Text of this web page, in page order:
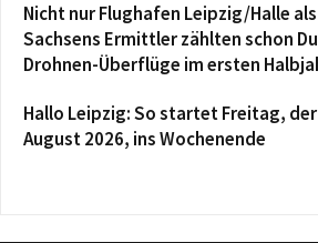
Nicht nur Flughafen Leipzig/Halle
Sachsens Ermittler zählten schon
Drohnen-Überflüge im ersten
Hallo Leipzig: So startet Freitag, der
August 2026, ins Wochenende